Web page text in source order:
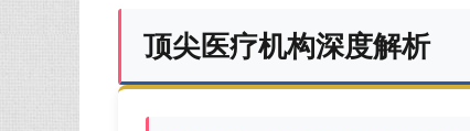
顶尖医疗机构深度解析